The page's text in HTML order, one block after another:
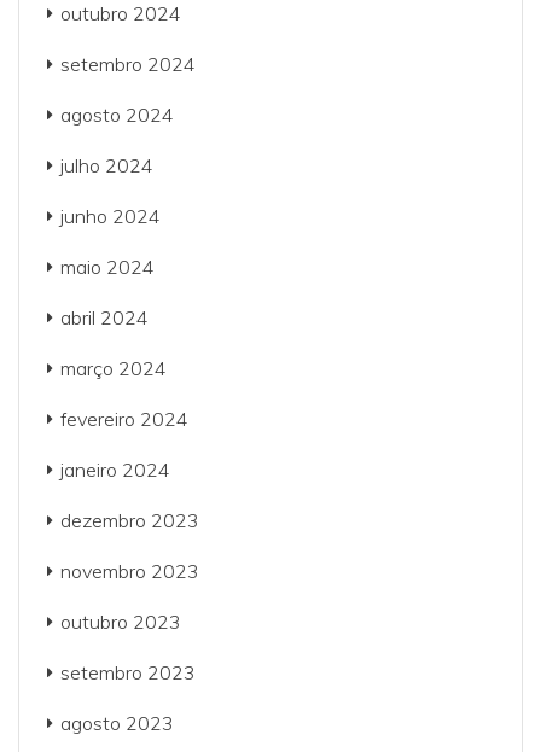
outubro 2024
setembro 2024
agosto 2024
julho 2024
junho 2024
maio 2024
abril 2024
março 2024
fevereiro 2024
janeiro 2024
dezembro 2023
novembro 2023
outubro 2023
setembro 2023
agosto 2023